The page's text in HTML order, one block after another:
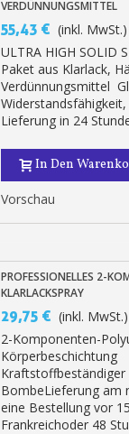
VERDÜNNUNGSMITTEL
55,43 € (inkl. MwSt.)
ULTRA HIGH SOLID
Paket aus Klarlack,
Verdünnungsmittel
Lieferung in 24
In Den
Vorschau
PROFESSIONELLES 2-
KLARLACKSPRAY
29,75 € (inkl. MwSt.)
2-Komponenten-
Körperbeschichtung
Kraftstoffbeständiger
BombeLieferung am
eine Bestellung vor
Frankreichoder 48